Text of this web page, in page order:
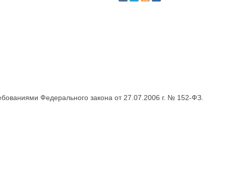
Федерального закона от 27.07.2006 г. № 152-ФЗ.